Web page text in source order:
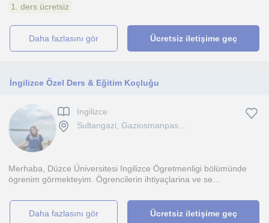
1. ders ücretsiz
daha fazlasını gör Ücretsiz iletişime geç
İngilizce Özel Ders & Eğitim Koçluğu
Ingilizce
Sultangazi, Gaziosmanpas...
Merhaba, Düzce Üniversitesi Ingilizce Ögretmenligi bölümünde
ögrenim görmekteyim. Ögrencilerin ihtiyaçlarina ve se...
daha fazlasını gör Ücretsiz iletişime geç